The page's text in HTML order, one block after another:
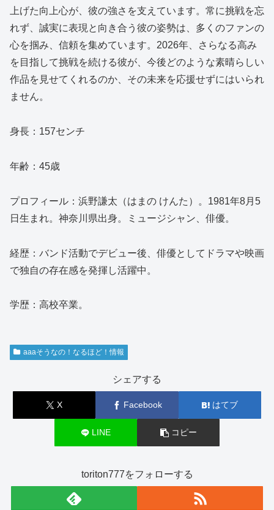
上げた向上心が、彼の強さを支えています。常に挑戦を忘
れず、誠実に表現と向き合う彼の姿勢は、多くのファンの
心を掴み、信頼を集めています。2026年、さらなる高み
を目指して挑戦を続ける彼が、今後どのような素晴らしい
作品を見せてくれるのか、その未来を応援せずにはいられ
ません。
身長：157センチ
年齢：45歳
プロフィール：浜野謙太（はまの けんた）。1981年8月5
日生まれ。神奈川県出身。ミュージシャン、俳優。
経歴：バンド活動でデビュー後、俳優としてドラマや映画
で独自の存在感を発揮し活躍中。
学歴：高校卒業。
aaaそうなの！なるほど！情報
シェアする
X Facebook はてブ
LINE コピー
toriton777をフォローする